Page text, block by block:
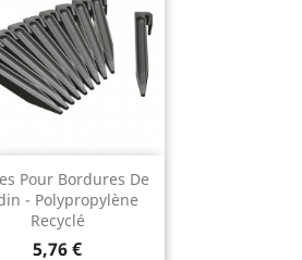
Pour Bordures De
- Polypropylène
Recyclé
Prix
5,76 €